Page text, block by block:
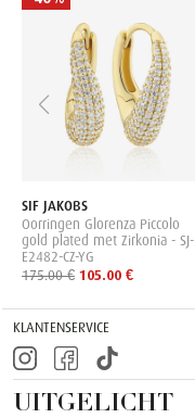
SIF JAKOBS
Oorringen Glorenza Piccolo
gold plated met Zirkonia - SJ-
E2482-CZ-YG
175.00 € 105.00 €
KLANTENSERVICE
UITGELICHT